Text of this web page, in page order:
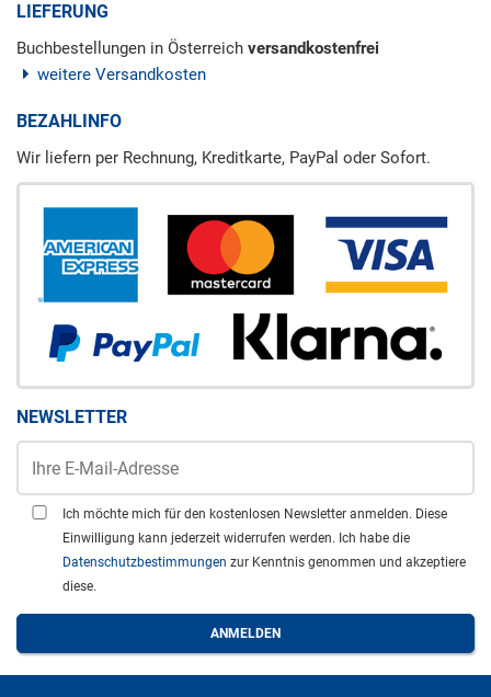
LIEFERUNG
Buchbestellungen in Österreich versandkostenfrei
weitere Versandkosten
BEZAHLINFO
Wir liefern per Rechnung, Kreditkarte, PayPal oder Sofort.
NEWSLETTER
Ich möchte mich für den kostenlosen Newsletter anmelden. Diese
Einwilligung kann jederzeit widerrufen werden. Ich habe die
Datenschutzbestimmungen zur Kenntnis genommen und akzeptiere
diese.